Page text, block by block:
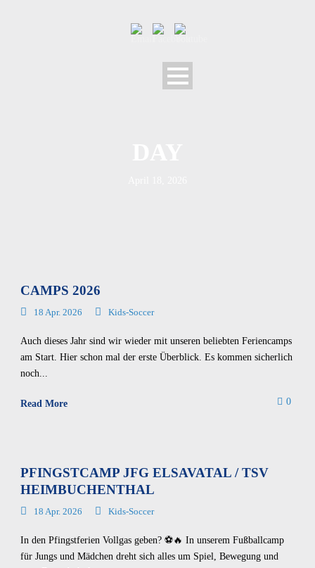
CAMPS 2026
18 Apr. 2026 Kids-Soccer
Auch dieses Jahr sind wir wieder mit unseren beliebten Feriencamps
am Start. Hier schon mal der erste Überblick. Es kommen sicherlich
noch...
Read More 0
PFINGSTCAMP JFG ELSAVATAL / TSV
HEIMBUCHENTHAL
18 Apr. 2026 Kids-Soccer
In den Pfingstferien Vollgas geben? ⚽🔥 In unserem Fußballcamp
für Jungs und Mädchen dreht sich alles um Spiel, Bewegung und